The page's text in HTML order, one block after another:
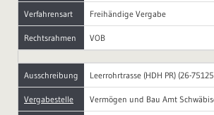
Verfahrensart Freihändige Vergabe
Rechtsrahmen VOB
Ausschreibung Leerrohrtrasse (HDH PR) (26-
Vergabestelle Vermögen und Bau Amt